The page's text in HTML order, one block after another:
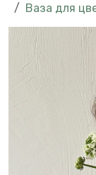
Ваза для